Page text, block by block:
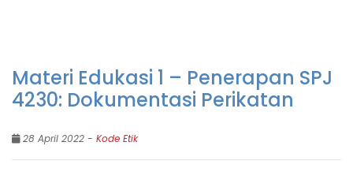
Materi Edukasi 1 – Penerapan SPJ
4230: Dokumentasi Perikatan
28 April 2022 - Kode Etik